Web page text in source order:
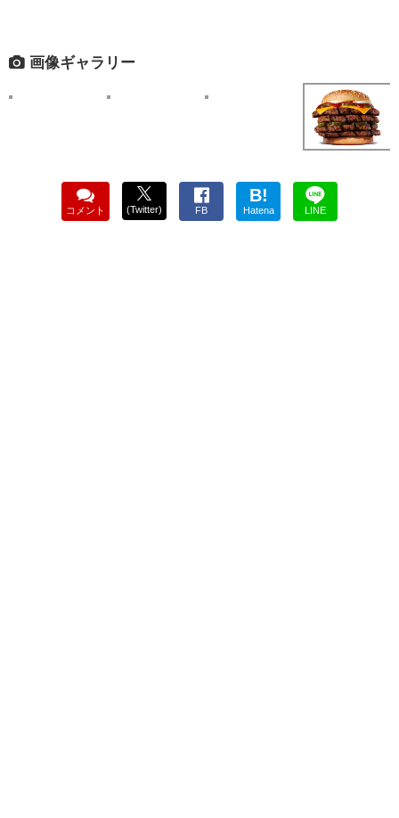
画像ギャラリー
コメント (Twitter) FB
B!
Hatena LINE